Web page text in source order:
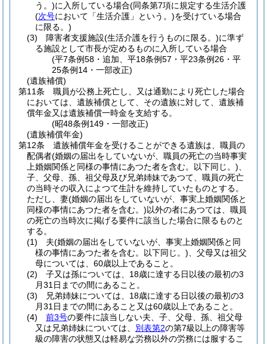
う。)に入所している場合(同条第7項に規定する生活介護
(次号において「生活介護」という。)を受けている場合
に限る。)
(3)
障害者支援施設(生活介護を行うものに限る。)に準ず
る施設として市長が定めるものに入所している場合
(平7条例58・追加、平18条例57・平23条例26・平
25条例14・一部改正)
(遺族補償)
第11条
職員が公務上死亡し、又は通勤により死亡した場合
においては、遺族補償として、その遺族に対して、遺族補
償年金又は遺族補償一時金を支給する。
(昭48条例149・一部改正)
(遺族補償年金)
第12条
遺族補償年金を受けることができる遺族は、職員の
配偶者(婚姻の届出をしていないが、職員の死亡の当時事実
上婚姻関係と同様の事情にあつた者を含む。以下同じ。)
子、父母、孫、祖父母及び兄弟姉妹であつて、職員の死亡
の当時その収入によつて生計を維持していたものとする。
ただし、妻(婚姻の届出をしていないが、事実上婚姻関係と
同様の事情にあつた者を含む。)以外の者にあつては、職員
の死亡の当時次に掲げる要件に該当した場合に限るものと
する。
(1)
夫(婚姻の届出をしていないが、事実上婚姻関係と同
様の事情にあつた者を含む。以下同じ。) 、父母又は祖父
母については、60歳以上であること。
(2)
子又は孫については、18歳に達する日以後の最初の3
月31日までの間にあること。
(3)
兄弟姉妹については、18歳に達する日以後の最初の3
月31日までの間にあること又は60歳以上であること。
(4)
前3号の要件に該当しない夫、子、父母、孫、祖父母
又は兄弟姉妹については、 別表第2の第7級以上の障害等
級の障害の状態又は軽易な労務以外の労務には服するこ